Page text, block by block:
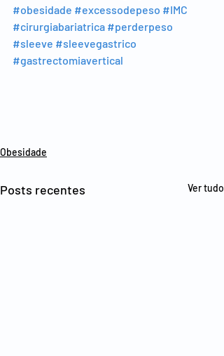
#obesidade #excessodepeso #IMC
#cirurgiabariatrica #perderpeso
#sleeve #sleevegastrico
#gastrectomiavertical
Obesidade
Posts recentes Ver tudo